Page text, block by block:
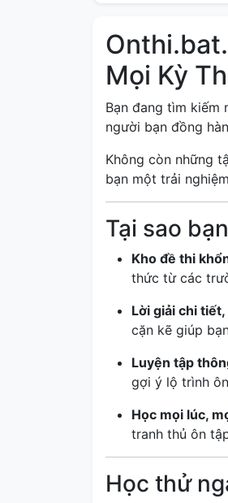
Mọi Kỳ
Bạn đang tìm kiếm
người bạn đồng
Không còn những
bạn một trải
Tại sao
Kho đề thi
thức từ các
Lời giải chi
cặn kẽ giúp
Luyện tập
gợi ý lộ trình
Học mọi lúc,
tranh thủ ôn
Học thử